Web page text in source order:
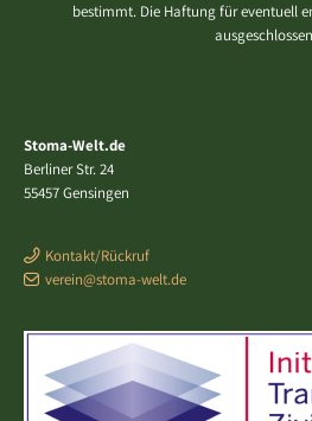
bestimmt. Die Haftung für eventuell
Stoma-Welt.de
Berliner Str. 24
55457 Gensingen
Kontakt/Rückruf
verein@stoma-welt.de